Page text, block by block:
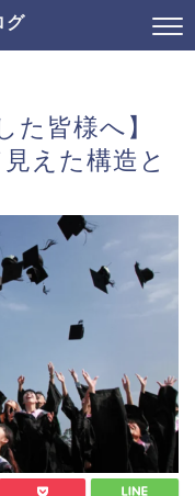
グ
た皆様へ】
えた構造と